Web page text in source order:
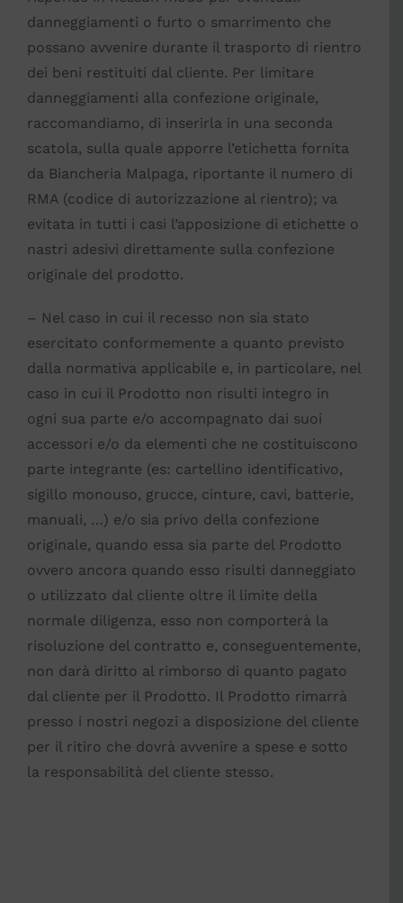
danneggiamenti o furto o smarrimento che
possano avvenire durante il trasporto di rientro
dei beni restituiti dal cliente. Per limitare
danneggiamenti alla confezione originale,
raccomandiamo, di inserirla in una seconda
scatola, sulla quale apporre l’etichetta fornita
da Biancheria Malpaga, riportante il numero di
RMA (codice di autorizzazione al rientro); va
evitata in tutti i casi l’apposizione di etichette o
nastri adesivi direttamente sulla confezione
originale del prodotto.
– Nel caso in cui il recesso non sia stato
esercitato conformemente a quanto previsto
dalla normativa applicabile e, in particolare, nel
caso in cui il Prodotto non risulti integro in
ogni sua parte e/o accompagnato dai suoi
accessori e/o da elementi che ne costituiscono
parte integrante (es: cartellino identificativo,
sigillo monouso, grucce, cinture, cavi, batterie,
manuali, …) e/o sia privo della confezione
originale, quando essa sia parte del Prodotto
ovvero ancora quando esso risulti danneggiato
o utilizzato dal cliente oltre il limite della
normale diligenza, esso non comporterà la
risoluzione del contratto e, conseguentemente,
non darà diritto al rimborso di quanto pagato
dal cliente per il Prodotto. Il Prodotto rimarrà
presso i nostri negozi a disposizione del cliente
per il ritiro che dovrà avvenire a spese e sotto
la responsabilità del cliente stesso.